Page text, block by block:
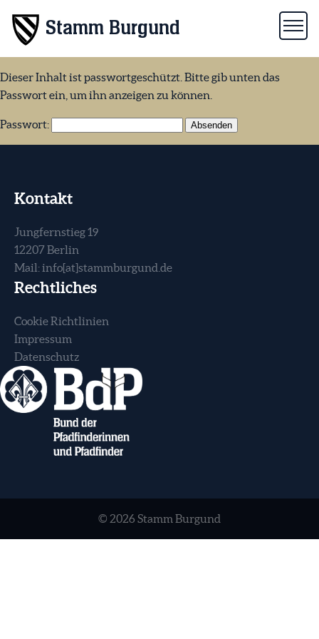
Stamm Burgund
Dieser Inhalt ist passwortgeschützt. Bitte gib unten das
Passwort ein, um ihn anzeigen zu können.
Passwort:
Kontakt
Jungfernstieg 19
12207 Berlin
Mail:info[at]stammburgund.de
Rechtliches
Cookie Richtlinien
Impressum
Datenschutz
© 2026 Stamm Burgund